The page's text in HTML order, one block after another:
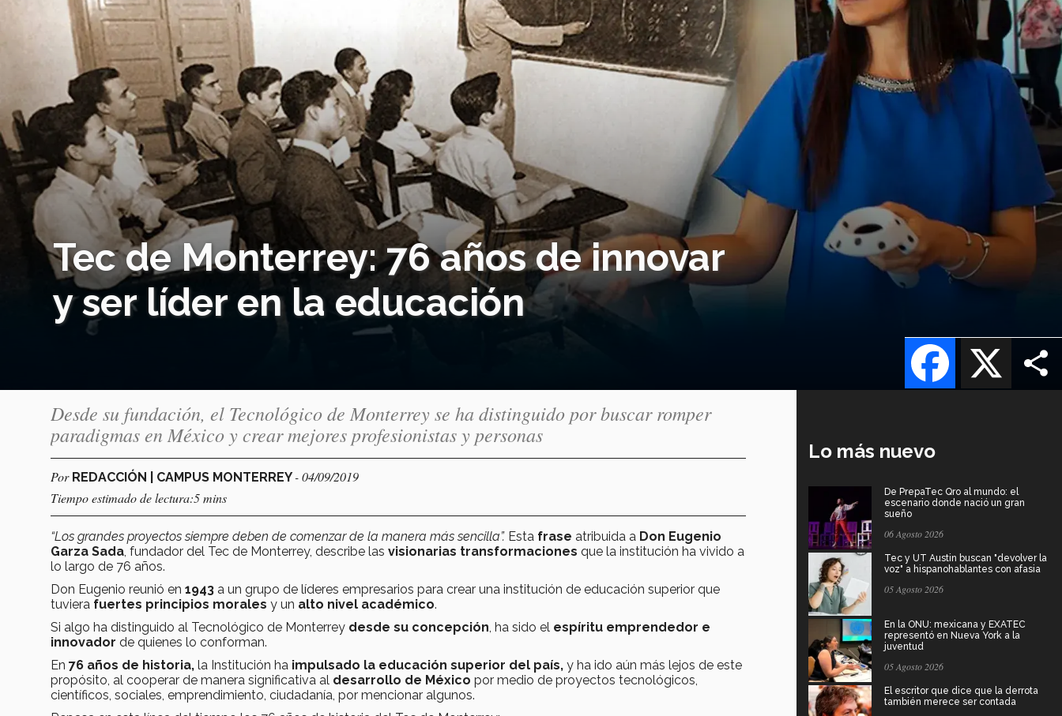
Tec de Monterrey: 76 años de innovar
y ser líder en la educación
X
Facebook
Desde su fundación, el Tecnológico de Monterrey se ha distinguido por buscar romper
paradigmas en México y crear mejores profesionistas y personas
Por REDACCIÓN | CAMPUS MONTERREY- 04/09/2019
Tiempo estimado de lectura:5 mins
“Los grandes proyectos siempre deben de comenzar de la manera más sencilla”. Esta frase atribuida a Don Eugenio
Garza Sada , fundador del Tec de Monterrey, describe las visionarias transformaciones que la institución ha vivido a
lo largo de 76 años.
Don Eugenio reunió en 1943 a un grupo de líderes empresarios para crear una institución de educación superior que
tuviera fuertes principios morales y un alto nivel académico.
Si algo ha distinguido al Tecnológico de Monterrey desde su concepción , ha sido el espíritu emprendedor e
innovador de quienes lo conforman.
En 76 años de historia, la Institución ha impulsado la educación superior del país, y ha ido aún más lejos de este
propósito, al cooperar de manera significativa al desarrollo de México por medio de proyectos tecnológicos,
científicos, sociales, emprendimiento, ciudadanía, por mencionar algunos.
Lo más nuevo
De PrepaTec Qro al mundo: el
escenario donde nació un gran
sueño
06 Agosto 2026
Tec y UT Austin buscan "devolver la
voz" a hispanohablantes con afasia
05 Agosto 2026
En la ONU: mexicana y EXATEC
representó en Nueva York a la
juventud
05 Agosto 2026
El escritor que dice que la derrota
también merece ser contada